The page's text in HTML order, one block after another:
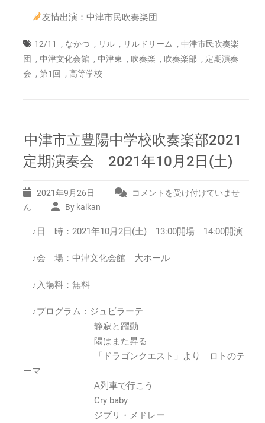
友情出演：中津市民吹奏楽団
12/11 , なかつ , リル , リルドリーム , 中津市民吹奏楽
団
, 中津文化会館 , 中津東 , 吹奏楽 , 吹奏楽部 , 定期演奏
会 , 第1回 , 高等学校
中津市立豊陽中学校吹奏楽部2021
定期演奏会 2021年10月2日(土)
2021年9月26日
中
立
陽
奏
楽
部
2021
期
演
会
コメントを受け付けていませ
ん
By kaikan
♪日 時：2021年10月2日(土) 13:00開場 14:00開演
♪会 場：中津文化会館 大ホール
♪入場料：無料
♪プログラム：ジュビラーテ
静寂と躍動
陽はまた昇る
「ドラゴンクエスト」より ロトのテ
ーマ
A列車で行こう
Cry baby
ジブリ・メドレー